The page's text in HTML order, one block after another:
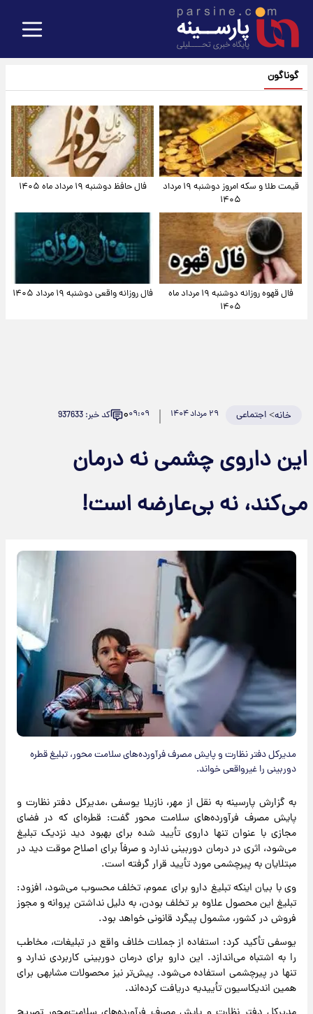
گوناگون
قیمت طلا و سکه امروز دوشنبه ۱۹ مرداد
۱۴۰۵
فال حافظ دوشنبه ۱۹ مرداد ماه ۱۴۰۵
فال قهوه روزانه دوشنبه ۱۹ مرداد ماه
۱۴۰۵
فال روزانه واقعی دوشنبه ۱۹ مرداد ۱۴۰۵
خانه>اجتماعی ۲۹ مرداد ۱۴۰۴ ۰۹:۰۹۰ کد خبر: 937633
این داروی چشمی نه درمان
می‌کند، نه بی‌عارضه است!
مدیرکل دفتر نظارت و پایش مصرف فرآورده‌های سلامت‌ محور، تبلیغ قطره
دوربینی را غیرواقعی خواند.
به گزارش پارسینه به نقل از مهر، نازیلا یوسفی ،مدیرکل دفتر نظارت و
پایش مصرف فرآورده‌های سلامت‌ محور گفت: قطره‌ای که در فضای
مجازی با عنوان تنها داروی تأیید شده برای بهبود دید نزدیک تبلیغ
می‌شود، اثری در درمان دوربینی ندارد و صرفاً برای اصلاح موقت دید در
مبتلایان به پیرچشمی مورد تأیید قرار گرفته است.
وی با بیان اینکه تبلیغ دارو برای عموم، تخلف محسوب می‌شود، افزود:
تبلیغ این محصول علاوه بر تخلف بودن، به دلیل نداشتن پروانه و مجوز
فروش در کشور، مشمول پیگرد قانونی خواهد بود.
یوسفی تأکید کرد: استفاده از جملات خلاف واقع در تبلیغات، مخاطب
را به اشتباه می‌اندازد. این دارو برای درمان دوربینی کاربردی ندارد و
تنها در پیرچشمی استفاده می‌شود. پیش‌تر نیز محصولات مشابهی برای
همین اندیکاسیون تأییدیه دریافت کرده‌اند.